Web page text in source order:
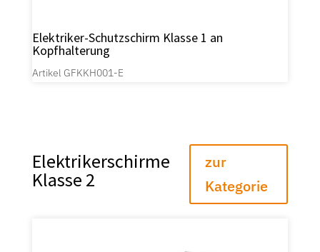
Elektriker-Schutzschirm Klasse 1 an
Kopfhalterung
Artikel GFKKH001-E
Elektrikerschirme
Klasse 2
zur
Kategorie